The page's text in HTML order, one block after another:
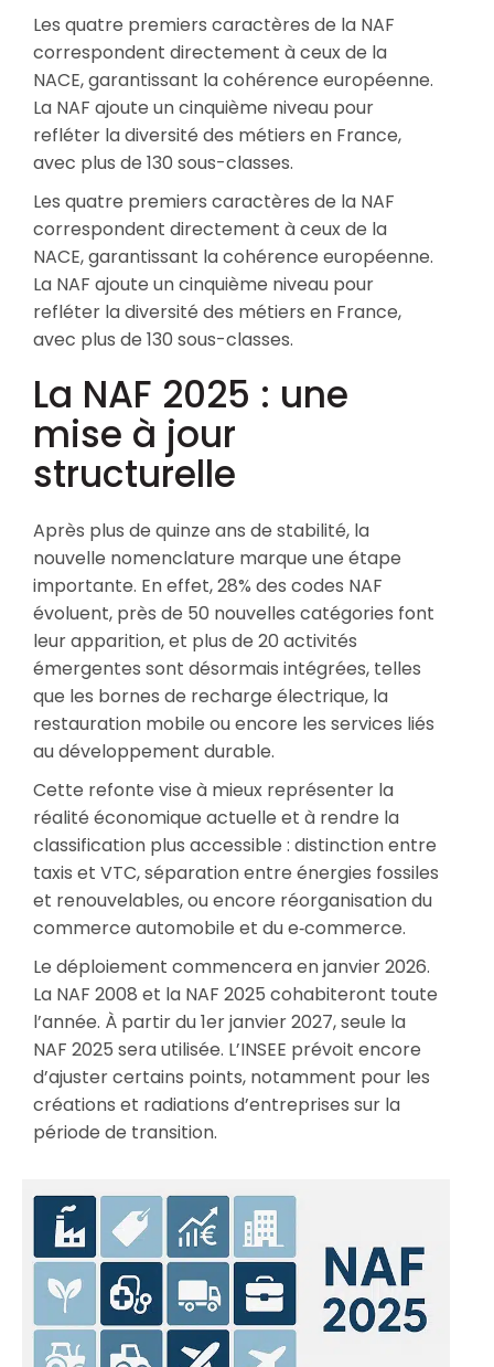
Les quatre premiers caractères de la NAF
correspondent directement à ceux de la
NACE, garantissant la cohérence européenne.
La NAF ajoute un cinquième niveau pour
refléter la diversité des métiers en France,
avec plus de 130 sous-classes.
Les quatre premiers caractères de la NAF
correspondent directement à ceux de la
NACE, garantissant la cohérence européenne.
La NAF ajoute un cinquième niveau pour
refléter la diversité des métiers en France,
avec plus de 130 sous-classes.
La NAF 2025 : une
mise à jour
structurelle
Après plus de quinze ans de stabilité, la
nouvelle nomenclature marque une étape
importante. En effet, 28% des codes NAF
évoluent, près de 50 nouvelles catégories font
leur apparition, et plus de 20 activités
émergentes sont désormais intégrées, telles
que les bornes de recharge électrique, la
restauration mobile ou encore les services liés
au développement durable.
Cette refonte vise à mieux représenter la
réalité économique actuelle et à rendre la
classification plus accessible : distinction entre
taxis et VTC, séparation entre énergies fossiles
et renouvelables, ou encore réorganisation du
commerce automobile et du e‑commerce.
Le déploiement commencera en janvier 2026.
La NAF 2008 et la NAF 2025 cohabiteront toute
l’année. À partir du 1er janvier 2027, seule la
NAF 2025 sera utilisée. L’INSEE prévoit encore
d’ajuster certains points, notamment pour les
créations et radiations d’entreprises sur la
période de transition.